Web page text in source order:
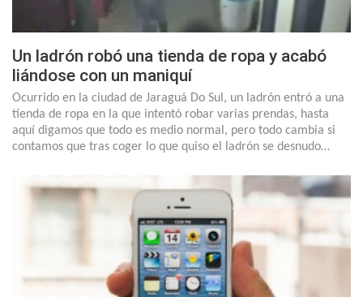
Un ladrón robó una tienda de ropa y acabó
liándose con un maniquí
Ocurrido en la ciudad de Jaraguá Do Sul, un ladrón entró a una
tienda de ropa en la que intentó robar varias prendas, hasta
aquí digamos que todo es medio normal, pero todo cambia si
contamos que tras coger lo que quiso el ladrón se desnudo…